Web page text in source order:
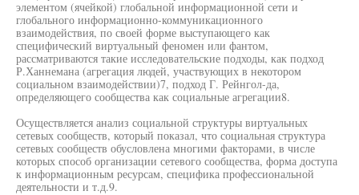
элементом (ячейкой) глобальной информационной сети и
глобального информационно-коммуникационного
взаимодействия, по своей форме выступающего как
специфический виртуальный феномен или фантом,
рассматриваются такие исследовательские подходы, как подход
Р.Ханнемана (агрегация людей, участвующих в некотором
социальном взаимодействии)7, подход Г. Рейнгол-да,
определяющего сообщества как социальные агрегации8.
Осуществляется анализ социальной структуры виртуальных
сетевых сообществ, который показал, что социальная структура
сетевых сообществ обусловлена многими факторами, в числе
которых способ организации сетевого сообщества, форма доступа
к информационным ресурсам, специфика профессиональной
деятельности и т.д.9.